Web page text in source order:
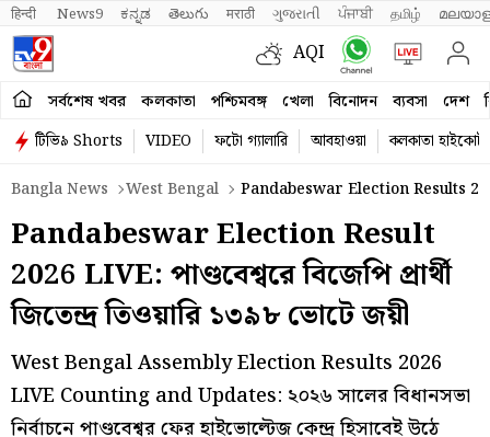
हिन्दी News9 ಕನ್ನಡ తెలుగు मराठी ગુજરાતી ਪੰਜਾਬੀ தமிழ்
AQI
সর্বশেষ খবর কলকাতা পশ্চিমবঙ্গ খেলা বিনোদন ব্যবসা দেশ
টিভি৯ Shorts VIDEO ফটো গ্যালারি আবহাওয়া
কলকাতা হাইকোর্ট
Bangla News
West Bengal Pandabeswar Election Results
Pandabeswar Election Result
2026 LIVE: পাণ্ডবেশ্বরে বিজেপি প্রার্থী
জিতেন্দ্র তিওয়ারি ১৩৯৮ ভোটে জয়ী
West Bengal Assembly Election Results 2026
LIVE Counting and Updates: ২০২৬ সালের বিধানসভা
নির্বাচনে পাণ্ডবেশ্বর ফের হাইভোল্টেজ কেন্দ্র হিসাবেই উঠে